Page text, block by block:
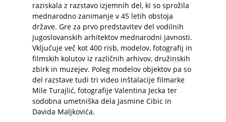
raziskala z razstavo izjemnih del, ki so sprožila
mednarodno zanimanje v 45 letih obstoja
države. Gre za prvo predstavitev del vodilnih
jugoslovanskih arhitektov mednarodni javnosti.
Vključuje več kot 400 risb, modelov, fotografij in
filmskih kolutov iz različnih arhivov, družinskih
zbirk in muzejev. Poleg modelov objektov pa so
del razstave tudi tri video inštalacije filmarke
Mile Turajlić, fotografije Valentina Jecka ter
sodobna umetniška dela Jasmine Cibic in
Davida Maljkovića.